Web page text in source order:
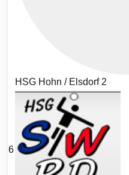
HSG Hohn / Elsdorf 2
6